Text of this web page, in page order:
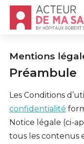
Accueil - Acteur
Mentions
Préambule
Les Conditions
confidentialité
Notice légale (ci-
tous les contenus